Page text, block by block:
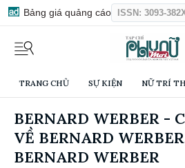
Bảng giá quảng cáo ISSN: 3093-
TRANG CHỦ SỰ KIỆN NỮ TRÍ
BERNARD WERBER -
VỀ BERNARD
BERNARD WERBER